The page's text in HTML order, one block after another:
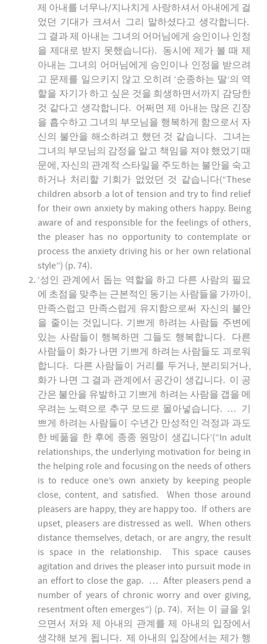
제 아내를 너무나/지나치게 사랑하셔서 아내에게 걸
었던 기대가 크셔서 그리 말하셨다고 생각합니다.
그 결과 제 아내는 그녀의 어머님에게 승인이나 인정
을 제대로 받지 못했습니다). 동시에 제가 볼 때 제
아내는 그녀의 어머님에게 승인이나 인정을 받으려
고 문제를 일으키지 않고 오히려 ‘순종하는 딸’의 역
할을 자기가 하고 싶은 것을 희생하면서까지 감당한
것 같다고 생각합니다. 어쩌면 제 아내는 많은 긴장
을 흡수하고 그녀의 부모님을 행복하게 함으로서 자
신의 불안을 해소하려고 했던 것 같습니다. 그녀는
그녀의 부모님의 감정을 알고 책임을 져야 했었기 때
문에, 자신의 관계적 스타일을 주도하는 불안을 숙고
하거나 처리할 기회가 없었던 것 같습니다(“These
children absorb a lot of tension and try to find relief
for their own anxiety by making others happy. Being
aware of and responsible for the feelings of others,
the pleaser has no opportunity to contemplate or
process the anxiety driving his or her own relational
style”) (p. 74).
‘성인 관계에서 돕는 역할을 하고 다른 사람의 필요
에 초점을 맞추는 근본적인 동기는 사람들을 가까이,
만족스럽고 만족스럽게 유지함으로써 자신의 불안
을 줄이는 것입니다. 기쁘게 하려는 사람들 주변에
있는 사람들이 행복하면 그들도 행복합니다. 다른
사람들이 화가 나면 기쁘게 하려는 사람들도 괴로워
합니다. 다른 사람들이 거리를 두거나, 분리되거나,
화가 나면 그 결과 관계에서 공간이 생깁니다. 이 공
간은 불안을 유발하고 기쁘게 하려는 사람을 갭을 메
우려는 노력으로 추구 모드로 몰아넣습니다. … 기
쁘게 하려는 사람들이 수년간 만성적인 걱정과 과도
한 베풂을 한 후에 종종 원망이 생깁니다’(“In adult
relationships, the underlying motivation for being in
the helping role and focusing on the needs of others
is to reduce one’s own anxiety by keeping people
close, content, and satisfied. When those around
pleasers are happy, they are happy too. If others are
upset, pleasers are distressed as well. When others
distance themselves, detach, or are angry, the result
is space in the relationship. This space causes
agitation and drives the pleaser into pursuit mode in
an effort to close the gap. … After pleasers pend a
number of years of chronic worry and over giving,
resentment often emerges”) (p. 74). 저는 이 글을 읽
으면서 저와 제 아내의 관계를 제 아내의 입장에서
생각해 보게 됩니다. 제 아내의 입장에서는 제가 행